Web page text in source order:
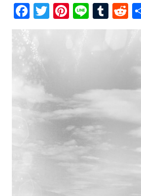
Facebook
Twitter
Pinterest
Line